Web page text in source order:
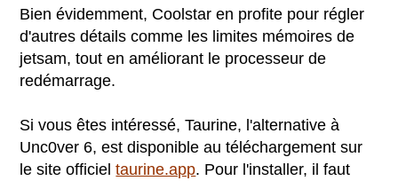
Bien évidemment, Coolstar en profite pour régler
d'autres détails comme les limites mémoires de
jetsam, tout en améliorant le processeur de
redémarrage.
Si vous êtes intéressé, Taurine, l'alternative à
Unc0ver 6, est disponible au téléchargement sur
le site officieltaurine.app. Pour l'installer, il faut